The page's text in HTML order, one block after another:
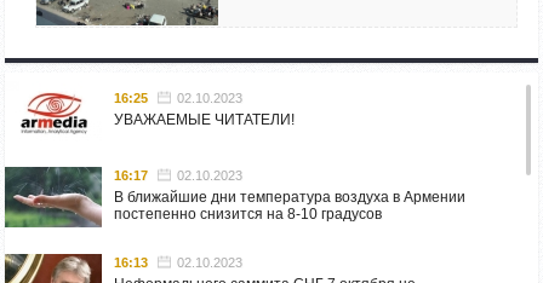
16:25 02.10.2023
УВАЖАЕМЫЕ ЧИТАТЕЛИ!
16:17 02.10.2023
В ближайшие дни температура воздуха в Армении
постепенно снизится на 8-10 градусов
16:13 02.10.2023